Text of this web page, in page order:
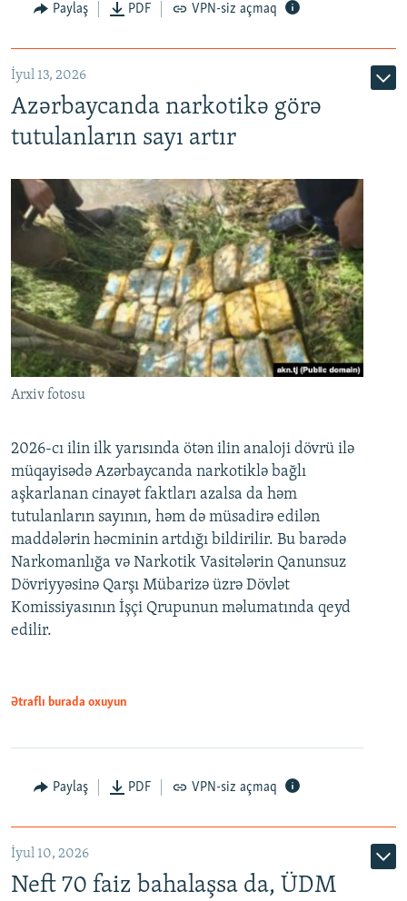
Paylaş PDF VPN-siz açmaq
İyul 13, 2026
Azərbaycanda narkotikə görə
tutulanların sayı artır
Arxiv fotosu
2026-cı ilin ilk yarısında ötən ilin analoji dövrü ilə
müqayisədə Azərbaycanda narkotiklə bağlı
aşkarlanan cinayət faktları azalsa da həm
tutulanların sayının, həm də müsadirə edilən
maddələrin həcminin artdığı bildirilir. Bu barədə
Narkomanlığa və Narkotik Vasitələrin Qanunsuz
Dövriyyəsinə Qarşı Mübarizə üzrə Dövlət
Komissiyasının İşçi Qrupunun məlumatında qeyd
edilir.
Ətraflı burada oxuyun
Paylaş PDF VPN-siz açmaq
İyul 10, 2026
Neft 70 faiz bahalaşsa da, ÜDM